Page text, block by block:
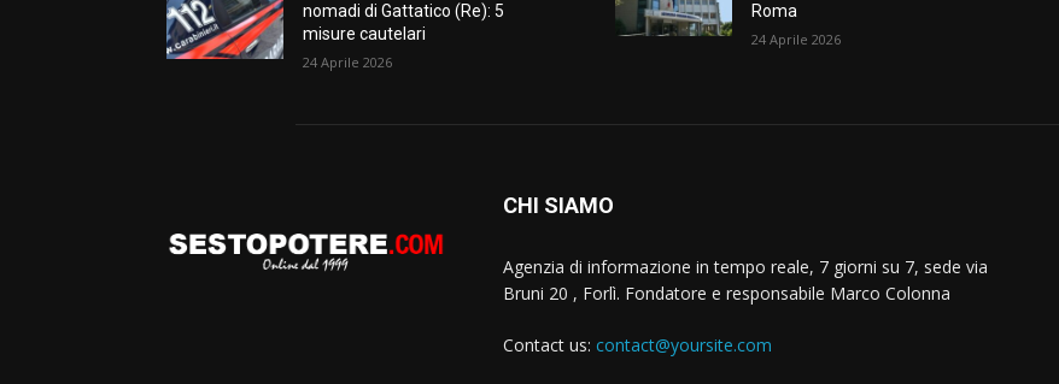
nomadi di Gattatico (Re): 5
misure cautelari
24 Aprile 2026
Roma
24 Aprile 2026
CHI SIAMO
Agenzia di informazione in tempo reale, 7 giorni su 7, sede via
Bruni 20 , Forlì. Fondatore e responsabile Marco Colonna
Contact us: contact@yoursite.com